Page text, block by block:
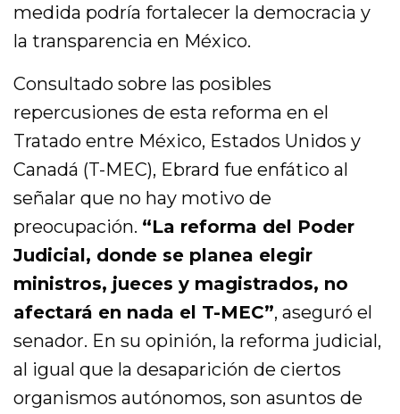
medida podría fortalecer la democracia y
la transparencia en México.
Consultado sobre las posibles
repercusiones de esta reforma en el
Tratado entre México, Estados Unidos y
Canadá (T-MEC), Ebrard fue enfático al
señalar que no hay motivo de
preocupación. “La reforma del Poder
Judicial, donde se planea elegir
ministros, jueces y magistrados, no
afectará en nada el T-MEC”, aseguró el
senador. En su opinión, la reforma judicial,
al igual que la desaparición de ciertos
organismos autónomos, son asuntos de